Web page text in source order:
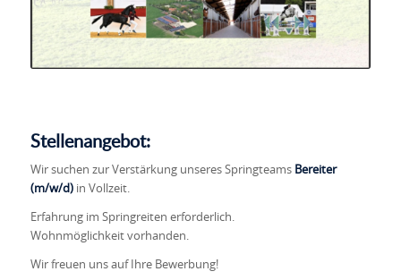
Stellenangebot:
Wir suchen zur Verstärkung unseres Springteams Bereiter
(m/w/d)in Vollzeit.
Erfahrung im Springreiten erforderlich.
Wohnmöglichkeit vorhanden.
Wir freuen uns auf Ihre Bewerbung!